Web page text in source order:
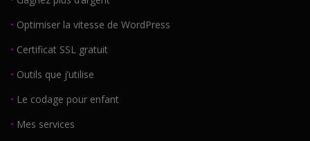
• Optimiser la vitesse de WordPress
• Certificat SSL gratuit
• Outils que j’utilise
• Le codage pour enfant
• Mes services